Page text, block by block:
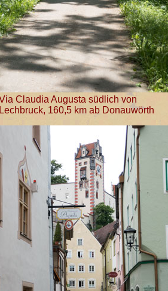
Claudia Augusta südlich von
Lechbruck, 160,5 km ab Donauwörth